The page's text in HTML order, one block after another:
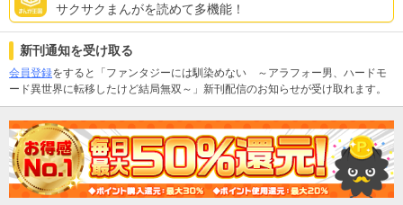
サクサクまんがを読めて多機能！
新刊通知を受け取る
会員登録をすると「ファンタジーには馴染めない ～アラフォー男、ハードモ
ード異世界に転移したけど結局無双～」新刊配信のお知らせが受け取れます。